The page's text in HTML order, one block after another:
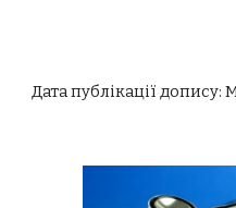
Дата публікації допису: